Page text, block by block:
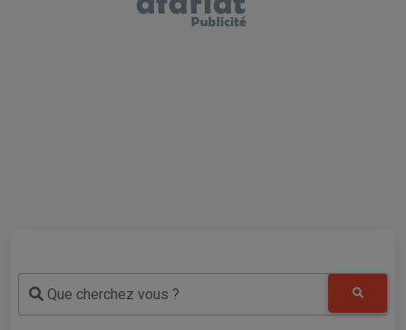
Que cherchez vous ?